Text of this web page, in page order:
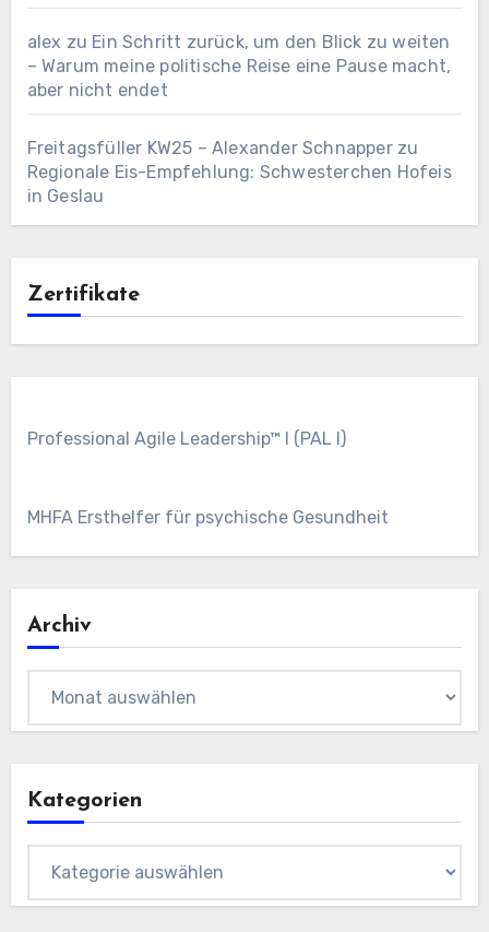
alex zu Ein Schritt zurück, um den Blick zu weiten
– Warum meine politische Reise eine Pause macht,
aber nicht endet
Freitagsfüller KW25 – Alexander Schnapperzu
Regionale Eis-Empfehlung: Schwesterchen Hofeis
in Geslau
Zertifikate
Professional Agile Leadership™ I (PAL I)
MHFA Ersthelfer für psychische Gesundheit
Archiv
Kategorien